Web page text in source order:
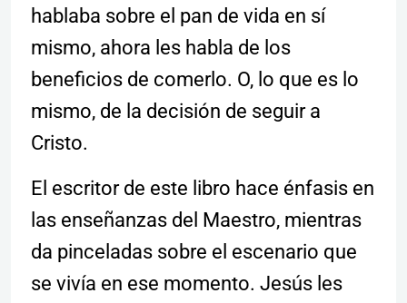
hablaba sobre el pan de vida en sí
mismo, ahora les habla de los
beneficios de comerlo. O, lo que es lo
mismo, de la decisión de seguir a
Cristo.
El escritor de este libro hace énfasis en
las enseñanzas del Maestro, mientras
da pinceladas sobre el escenario que
se vivía en ese momento. Jesús les